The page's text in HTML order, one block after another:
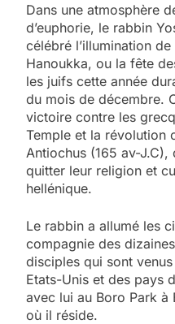
Dans une atmosphère
d’euphorie, le rabbin
célébré l’illumination
Hanoukka, ou la fête
les juifs cette année
du mois de décembre.
victoire contre les
Temple et la révolution
Antiochus (165 av-
quitter leur religion et
hellénique.
Le rabbin a allumé les
compagnie des
disciples qui sont
Etats-Unis et des pays
avec lui au Boro Park à
où il réside.